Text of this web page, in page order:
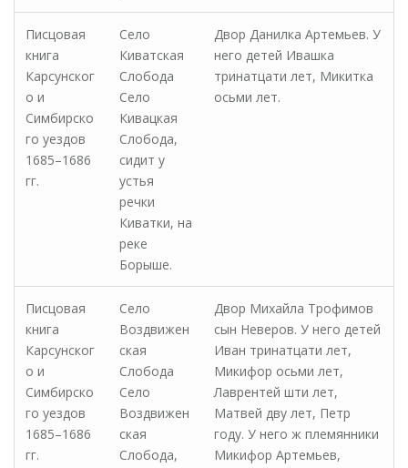
Писцовая
книга
Карсунског
о и
Симбирско
го уездов
1685–1686
гг.
Село
Киватская
Слобода
Село
Кивацкая
Слобода,
сидит у
устья
речки
Киватки, на
реке
Борыше.
Двор Данилка Артемьев. У
него детей Ивашка
тринатцати лет, Микитка
осьми лет.
Писцовая
книга
Карсунског
о и
Симбирско
го уездов
1685–1686
гг.
Село
Воздвижен
ская
Слобода
Село
Воздвижен
ская
Слобода,
Двор Михайла Трофимов
сын Неверов. У него детей
Иван тринатцати лет,
Микифор осьми лет,
Лаврентей шти лет,
Матвей дву лет, Петр
году. У него ж племянники
Микифор Артемьев,